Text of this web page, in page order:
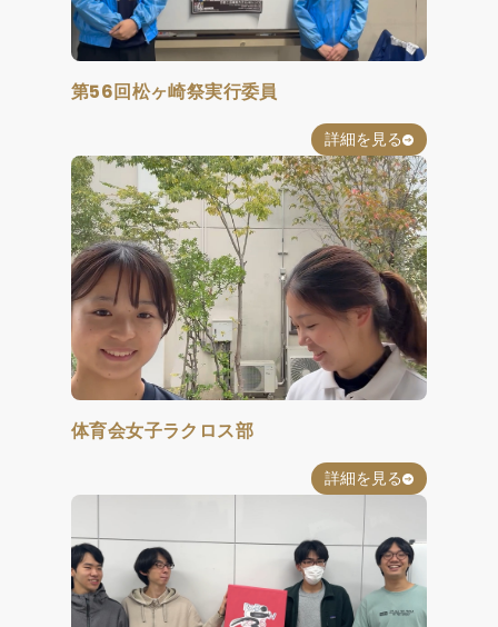
第56回松ヶ崎祭実行委員
詳細を見る
体育会女子ラクロス部
詳細を見る